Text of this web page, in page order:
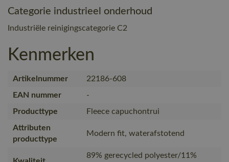
Categorie industrieel onderhoud
Industriële reinigingscategorie C2
Kenmerken
Artikelnummer
22186-608
EAN nummer
-
Producttype
Fleece capuchontrui
Attributen
producttype
Modern fit, waterafstotend
89% gerecycled polyester/11%